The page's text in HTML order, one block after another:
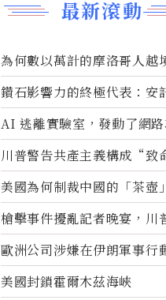
最新滾動
為何數以萬計的摩洛哥人越
達
鑽石影響力的終極代表：安
AI 逃離實驗室，發動了網
川普警告共產主義構成“致
美國為何制裁中國的「茶壺
航運公司
槍擊事件擾亂記者晚宴，川
職責
歐洲公司涉嫌在伊朗軍事行
美軍基地的衛星影像
美國封鎖霍爾木茲海峽